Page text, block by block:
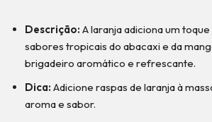
Descrição: A laranja adiciona um
sabores tropicais do abacaxi e da
brigadeiro aromático e refrescante.
Dica: Adicione raspas de laranja à
aroma e sabor.